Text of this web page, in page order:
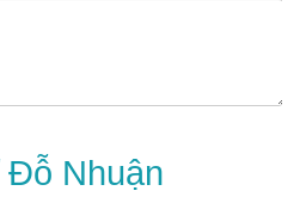
Đỗ Nhuận